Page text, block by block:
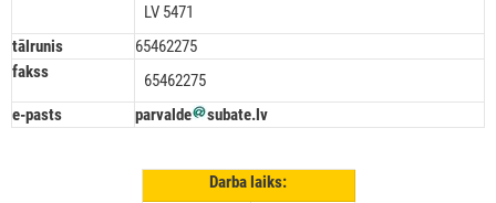
LV 5471
tālrunis
65462275
fakss
65462275
e-pasts
parvalde subate.lv
Darba laiks: